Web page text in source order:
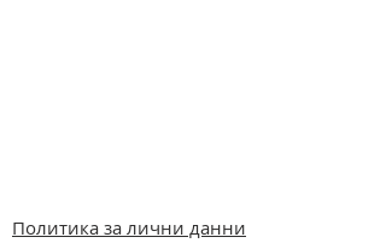
Политика за лични данни